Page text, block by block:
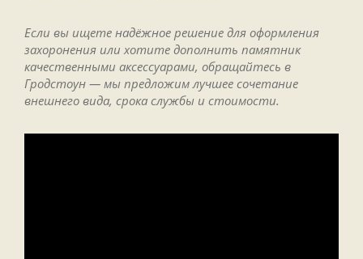
Если вы ищете надёжное решение для оформления
захоронения или хотите дополнить памятник
качественными аксессуарами, обращайтесь в
Гродстоун — мы предложим лучшее сочетание
внешнего вида, срока службы и стоимости.